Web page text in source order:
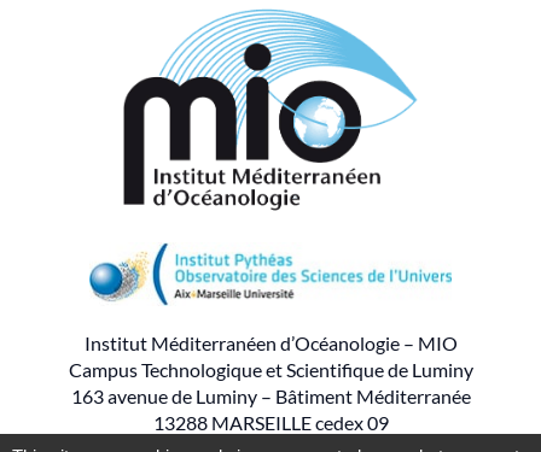
Institut Méditerranéen d’Océanologie – MIO
Campus Technologique et Scientifique de Luminy
163 avenue de Luminy – Bâtiment Méditerranée
13288 MARSEILLE cedex 09